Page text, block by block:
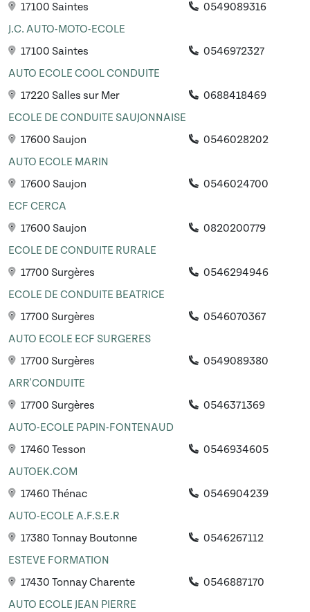
17100 Saintes
0549089316
J.C. AUTO-MOTO-ECOLE
17100 Saintes
0546972327
AUTO ECOLE COOL CONDUITE
17220 Salles sur Mer
0688418469
ECOLE DE CONDUITE SAUJONNAISE
17600 Saujon
0546028202
AUTO ECOLE MARIN
17600 Saujon
0546024700
ECF CERCA
17600 Saujon
0820200779
ECOLE DE CONDUITE RURALE
17700 Surgères
0546294946
ECOLE DE CONDUITE BEATRICE
17700 Surgères
0546070367
AUTO ECOLE ECF SURGERES
17700 Surgères
0549089380
ARR'CONDUITE
17700 Surgères
0546371369
AUTO-ECOLE PAPIN-FONTENAUD
17460 Tesson
0546934605
AUTOEK.COM
17460 Thénac
0546904239
AUTO-ECOLE A.F.S.E.R
17380 Tonnay Boutonne
0546267112
ESTEVE FORMATION
17430 Tonnay Charente
0546887170
AUTO ECOLE JEAN PIERRE